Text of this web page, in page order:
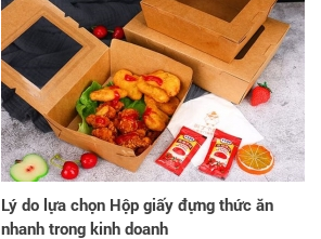
Lý do lựa chọn Hộp giấy đựng thức ăn
nhanh trong kinh doanh